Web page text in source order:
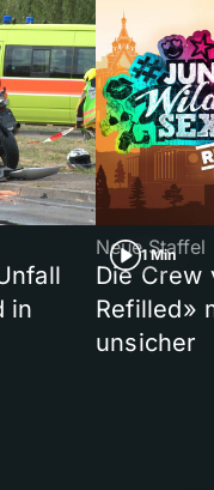
in
1 Min
Neue Staffel
Die Crew
Refilled»
unsicher